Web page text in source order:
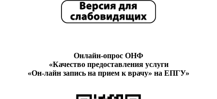
Онлайн-опрос ОНФ
«Качество предоставления услуги
«Он-лайн запись на прием к врачу» на ЕПГУ»